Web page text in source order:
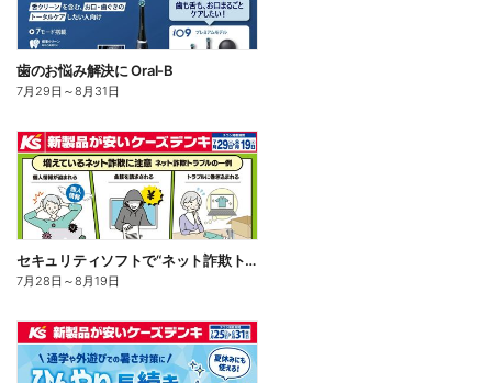
歯のお悩み解決に Oral-B
7月29日 ～8月31日
セキュリティソフトで“ネット詐欺トラブル”から守る!
7月28日 ～8月19日